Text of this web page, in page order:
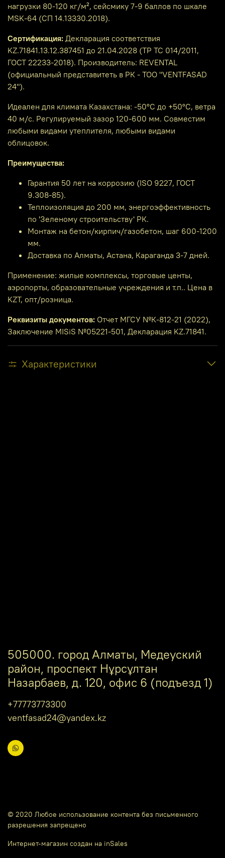
нагрузки 80-120 кг/м², сейсмику 7-9 баллов по шкале
MSK-64 (СП 14.13330.2018).
Сертификация: Декларация соответствия
KZ.71841.13.12.387451 до 21.04.2028 (ТР ТС 014/2011,
ГОСТ 22233-2018). Производитель: REVENTAL
(официальный представитеть в РК - ТОО "VENTFASAD
24").
Идеален для климата Казахстана: -50°C до +50°C, ветра
40 м/с. Регулируемый зазор 120-600 мм. Совместим
любыми видами утеплителя, любыми видами
облицовок.
Преимущества:
Гарантия 50 лет на коррозию (ISO 9227, ГОСТ
9.308-85).
Теплоизоляция до 200 мм, энергоэффективность
по 'Зеленому строительству' РК.
Монтаж на бетон/кирпич/газобетон, шаг 600-1200
мм.
Доставка по Алматы, Астана, Караганда 3-7 дней.
Применение: жилые комплексы, торговые центы,
аэропорты, образовательные учреждения и т.п.. Цена в
KZT, опт/розница.
Реквизиты документов: Отчет МГСУ №К-812-21 (2022),
Заключение MISiS №05221-501, Декларация KZ.71841.
Характеристики
505000. город Алматы, Медеуский
район, проспект Нұрсұлтан
Назарбаев, д. 120, офис 6 (подъезд 1)
+77773773300
ventfasad24@yandex.kz
© 2020 Любое использование контента без письменного
разрешения запрещено
Интернет-магазин создан на inSales